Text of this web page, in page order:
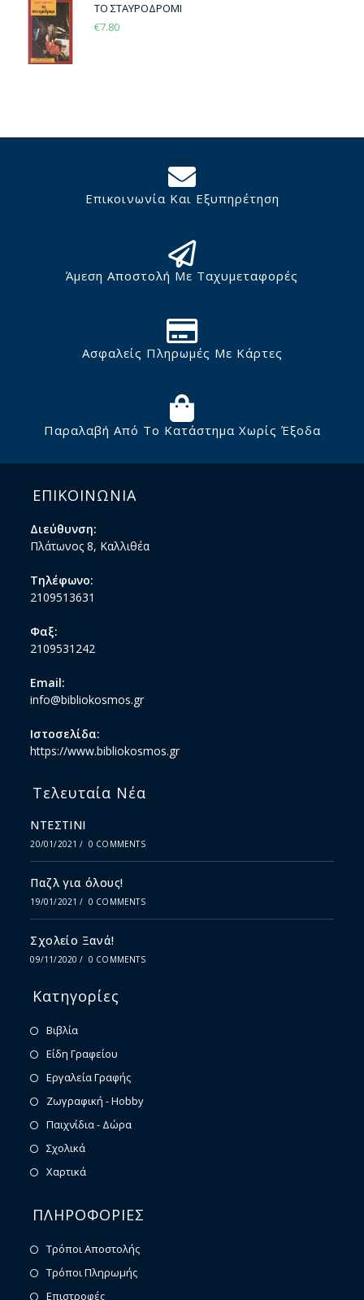
ΤΟ ΣΤΑΥΡΟΔΡΟΜΙ
€7.80
Επικοινωνία Και Εξυπηρέτηση
Άμεση Αποστολή Με Ταχυμεταφορές
Ασφαλείς Πληρωμές Με Κάρτες
Παραλαβή Από Το Κατάστημα Χωρίς Έξοδα
ΕΠΙΚΟΙΝΩΝΙΑ
Διεύθυνση:
Πλάτωνος 8, Καλλιθέα
Τηλέφωνο:
2109513631
Φαξ:
2109531242
Email:
info@bibliokosmos.gr
Ιστοσελίδα:
https://www.bibliokosmos.gr
Τελευταία Νέα
ΝΤΕΣΤΙΝΙ
20/01/2021 / 0 COMMENTS
Παζλ για όλους!
19/01/2021 / 0 COMMENTS
Σχολείο Ξανά!
09/11/2020 / 0 COMMENTS
Κατηγορίες
Βιβλία
Είδη Γραφείου
Εργαλεία Γραφής
Ζωγραφική - Hobby
Παιχνίδια - Δώρα
Σχολικά
Χαρτικά
ΠΛΗΡΟΦΟΡΙΕΣ
Τρόποι Αποστολής
Τρόποι Πληρωμής
Επιστροφές